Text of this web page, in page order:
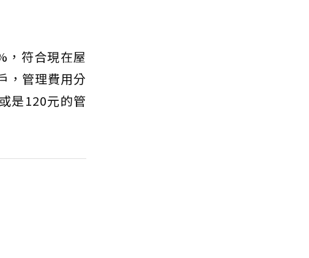
，符合現在屋
，管理費用分
是120元的管